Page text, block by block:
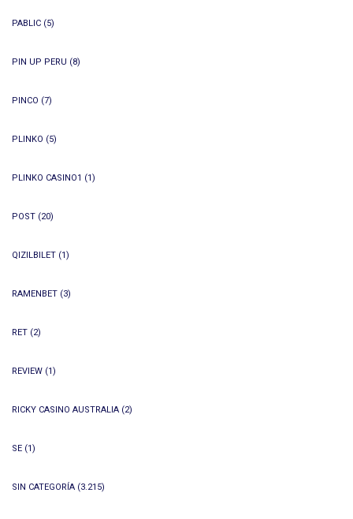
PABLIC (5)
PIN UP PERU (8)
PINCO (7)
PLINKO (5)
PLINKO CASINO1 (1)
POST (20)
QIZILBILET (1)
RAMENBET (3)
RET (2)
REVIEW (1)
RICKY CASINO AUSTRALIA (2)
SE (1)
SIN CATEGORÍA (3.215)